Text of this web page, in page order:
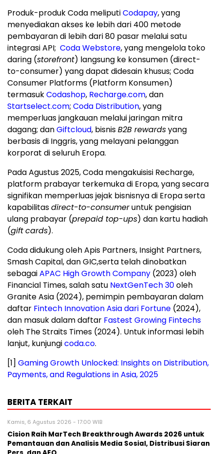
Produk-produk Coda meliputiCodapay, yang
menyediakan akses ke lebih dari 400 metode
pembayaran di lebih dari 80 pasar melalui satu
integrasi API; Coda Webstore, yang mengelola toko
daring (storefront) langsung ke konsumen (direct-
to-consumer) yang dapat didesain khusus; Coda
Consumer Platforms (Platform Konsumen)
termasukCodashop, Recharge.com, dan
Startselect.com; Coda Distribution, yang
memperluas jangkauan melalui jaringan mitra
dagang; danGiftcloud, bisnisB2B rewardsyang
berbasis di Inggris, yang melayani pelanggan
korporat di seluruh Eropa.
Pada Agustus 2025, Coda mengakuisisi Recharge,
platform prabayar terkemuka di Eropa, yang secara
signifikan memperluas jejak bisnisnya di Eropa serta
kapabilitasdirect-to-consumeruntuk pengisian
ulang prabayar (prepaid top-ups) dan kartu hadiah
(giftcards).
Coda didukung oleh Apis Partners, Insight Partners,
Smash Capital, dan GIC,serta telah dinobatkan
sebagaiAPAC High Growth Company (2023) oleh
Financial Times, salah satu NextGenTech 30oleh
Granite Asia (2024), pemimpin pembayaran dalam
daftar Fintech Innovation Asia dari Fortune (2024),
dan masuk dalam daftar Fastest Growing Fintechs
oleh The Straits Times (2024). Untuk informasi lebih
lanjut, kunjungicoda.co.
[1] Gaming Growth Unlocked: Insights on Distribution,
Payments, and Regulations in Asia, 2025
BERITA TERKAIT
Kamis, 6 Agustus 2026 - 17:00 WIB
Cision Raih MarTech Breakthrough Awards 2026 untuk
Pemantauan dan Analisis Media Sosial, Distribusi Siaran